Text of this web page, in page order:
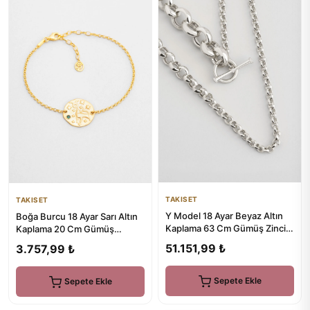
TAKISET
Boğa Burcu 18 Ayar Sarı Altın
Kaplama 20 Cm Gümüş
3.757,99 ₺
Sepete Ekle
TAKISET
Y Model 18 Ayar Beyaz Altın
Kaplama 63 Cm Gümüş Zincir
51.151,99 ₺
Sepete Ekle